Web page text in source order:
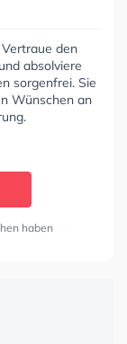
den
absolviere
sorgenfrei. Sie
Wünschen an
haben